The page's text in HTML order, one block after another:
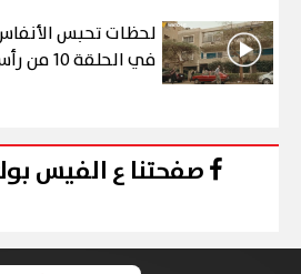
لحظات تحبس
في الحلقة 10 من رأس الأفعى
صفحتنا ع الفيس